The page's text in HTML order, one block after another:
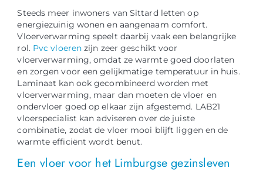
Steeds meer inwoners van Sittard letten op
energiezuinig wonen en aangenaam comfort.
Vloerverwarming speelt daarbij vaak een belangrijke
rol. Pvc vloeren zijn zeer geschikt voor
vloerverwarming, omdat ze warmte goed doorlaten
en zorgen voor een gelijkmatige temperatuur in huis.
Laminaat kan ook gecombineerd worden met
vloerverwarming, maar dan moeten de vloer en
ondervloer goed op elkaar zijn afgestemd. LAB21
vloerspecialist kan adviseren over de juiste
combinatie, zodat de vloer mooi blijft liggen en de
warmte efficiënt wordt benut.
Een vloer voor het Limburgse gezinsleven